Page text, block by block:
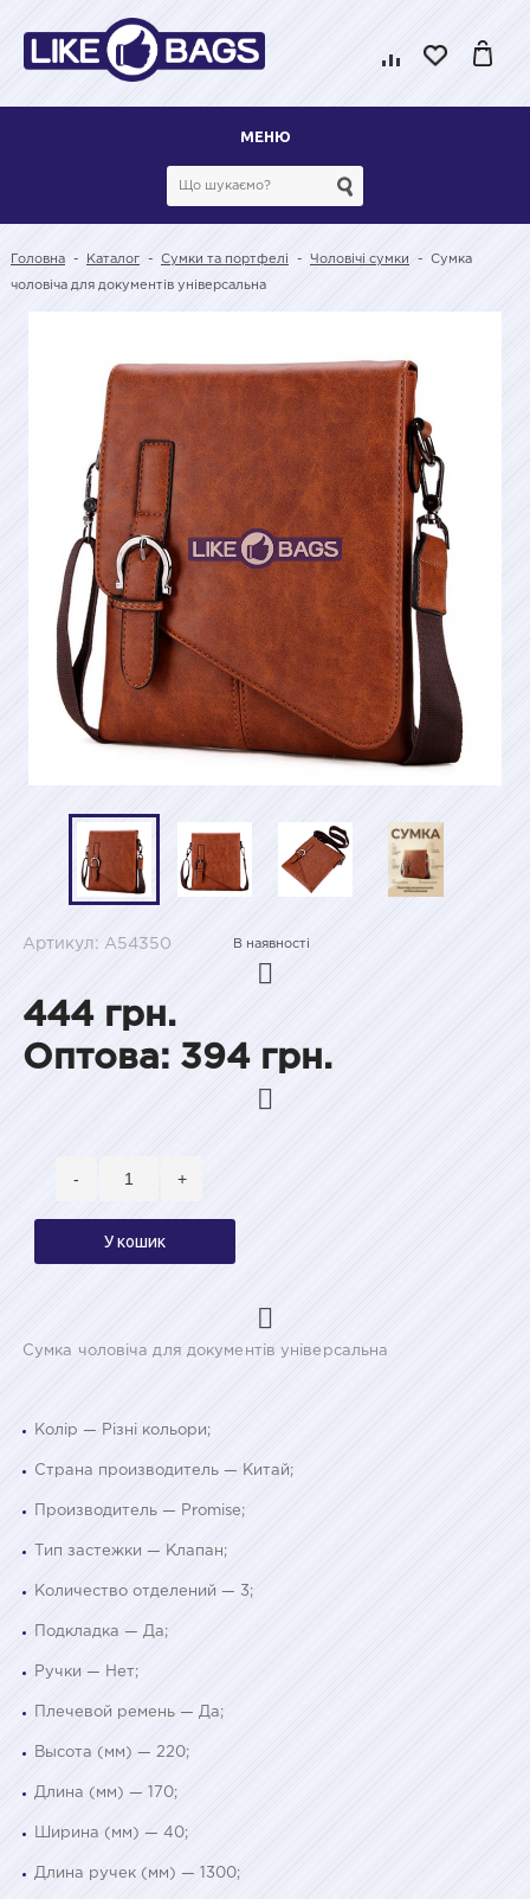
МЕНЮ
Головна - Каталог - Сумки та портфелі - Чоловічі сумки - Сумка
чоловіча для документів універсальна
Артикул: A54350 В наявності
444 грн.
Оптова: 394 грн.
- +
У кошик
Сумка чоловіча для документів універсальна
Колір — Різні кольори;
Страна производитель — Китай;
Производитель — Promise;
Тип застежки — Клапан;
Количество отделений — 3;
Подкладка — Да;
Ручки — Нет;
Плечевой ремень — Да;
Высота (мм) — 220;
Длина (мм) — 170;
Ширина (мм) — 40;
Длина ручек (мм) — 1300;